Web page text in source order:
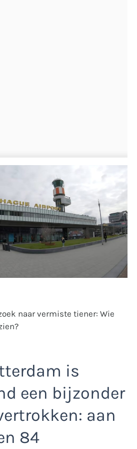
naar vermiste tiener: Wie
is
een bijzonder
aan
84